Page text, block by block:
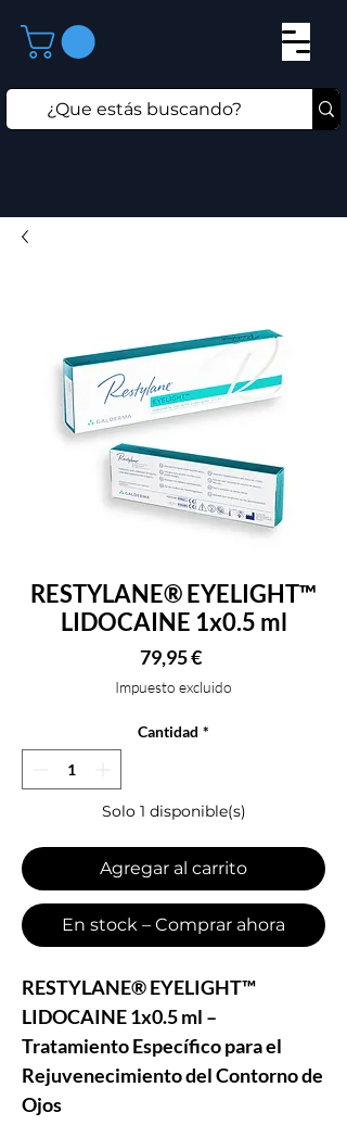
RESTYLANE® EYELIGHT™
LIDOCAINE 1x0.5 ml
79,95 €Precio
Impuesto excluido
Cantidad *
Solo 1 disponible(s)
Agregar al carrito
En stock – Comprar ahora
RESTYLANE® EYELIGHT™
LIDOCAINE 1x0.5 ml –
Tratamiento Específico para el
Rejuvenecimiento del Contorno de
Ojos